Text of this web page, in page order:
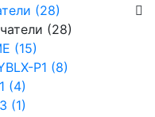
(28)
(28)
(15)
P1 (8)
(4)
(1)